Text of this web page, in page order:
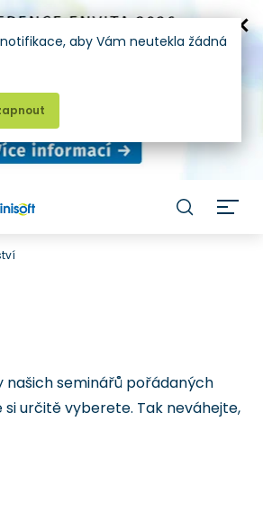
našich seminářů pořádaných
si určitě vyberete. Tak neváhejte,
aby Vám neutekla žádná